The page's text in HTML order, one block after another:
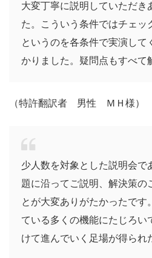
大変丁寧に説明していただき
た。こういう条件ではチェッ
というのを各条件で実演して
かりました。疑問点もすべて
（特許翻訳者 男性 ＭＨ様）
少人数を対象とした説明会で
題に沿ってご説明、解決策の
とが大変ありがたかったです
ている多くの機能にたじろい
けて進んでいく足場が得られ